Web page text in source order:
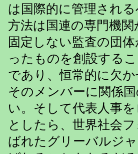
は国際的に管理され
方法は国連の専門機
固定しない監査の団
ったものを創設する
であり、恒常的に欠
そのメンバーに関係
い。そして代表人事
としたら、世界社会
ばれたグリーバルジ